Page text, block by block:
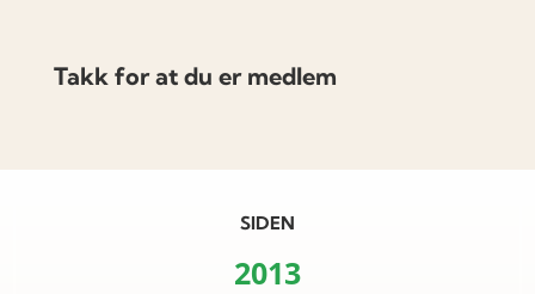
Takk for at du er medlem
SIDEN
2013